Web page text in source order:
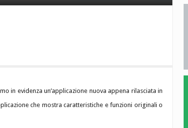
in evidenza un’applicazione nuova appena rilasciata in
che mostra caratteristiche e funzioni originali o